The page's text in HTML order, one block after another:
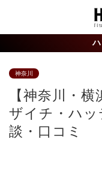
神奈川
【神奈川・
ザイチ・ハッ
談・口コミ